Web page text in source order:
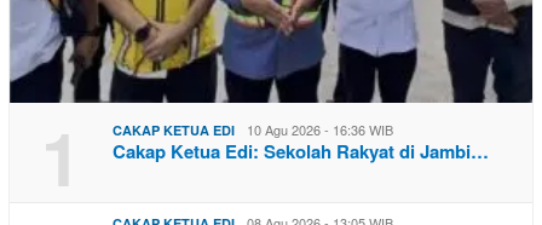
1 CAKAP KETUA EDI 10 Agu 2026 - 16:36 WIB
Cakap Ketua Edi: Sekolah Rakyat di Jambi…